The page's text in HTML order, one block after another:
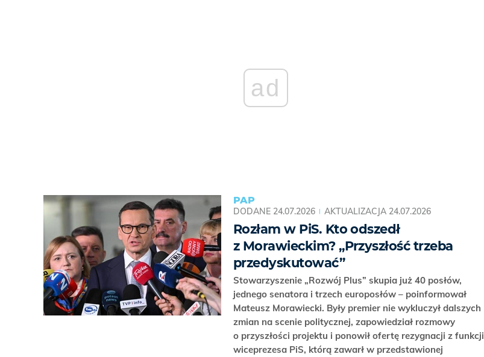
ad
PAP
DODANE 24.07.2026 AKTUALIZACJA 24.07.2026
Rozłam w PiS. Kto odszedł
z Morawieckim? „Przyszłość trzeba
przedyskutować”
Stowarzyszenie „Rozwój Plus” skupia już 40 posłów,
jednego senatora i trzech europosłów – poinformował
Mateusz Morawiecki. Były premier nie wykluczył dalszych
zmian na scenie politycznej, zapowiedział rozmowy
o przyszłości projektu i ponowił ofertę rezygnacji z funkcji
wiceprezesa PiS, którą zawarł w przedstawionej